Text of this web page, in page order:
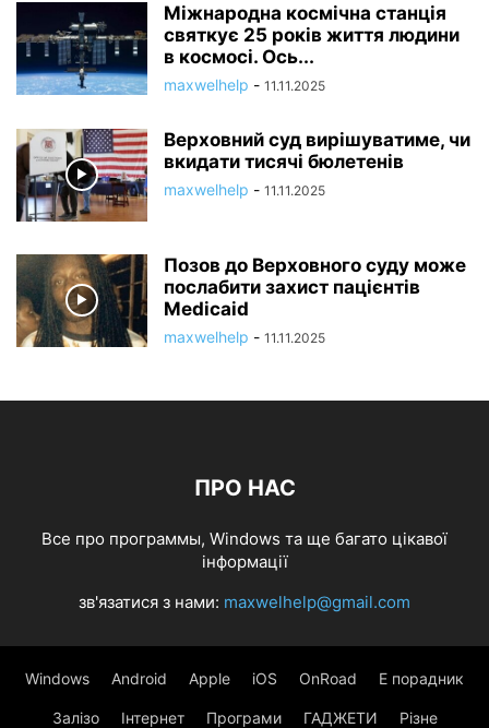
Міжнародна космічна станція
святкує 25 років життя людини
в космосі. Ось...
maxwelhelp - 11.11.2025
Верховний суд вирішуватиме, чи
вкидати тисячі бюлетенів
maxwelhelp - 11.11.2025
Позов до Верховного суду може
послабити захист пацієнтів
Medicaid
maxwelhelp - 11.11.2025
ПРО НАС
Все про программы, Windows та ще багато цікавої
інформації
зв'язатися з нами: maxwelhelp@gmail.com
Windows Android Apple iOS OnRoad Е порадник
Залізо Інтернет Програми ГАДЖЕТИ Різне